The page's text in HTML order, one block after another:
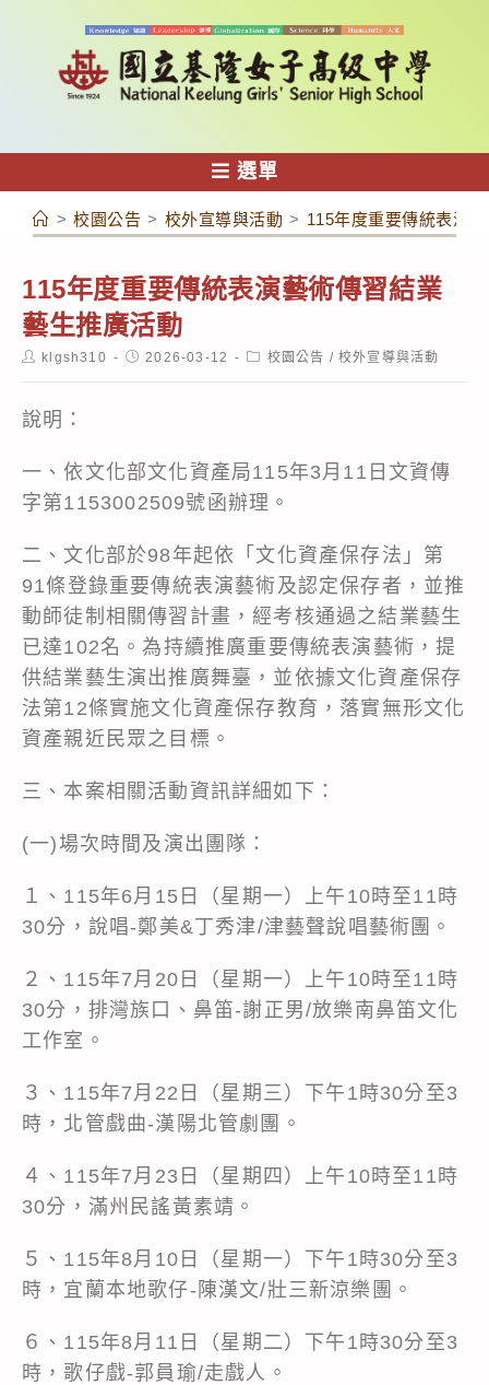
容
選單
> 校園公告 > 校外宣導與活動 > 115年度重要傳統表演
115年度重要傳統表演藝術傳習結業
藝生推廣活動
Postklgsh310
Post2026-03-12
Post校園公告 / 校外宣導與活動
說明：
一、依文化部文化資產局115年3月11日文資傳
字第1153002509號函辦理。
二、文化部於98年起依「文化資產保存法」第
91條登錄重要傳統表演藝術及認定保存者，並推
動師徒制相關傳習計畫，經考核通過之結業藝生
已達102名。為持續推廣重要傳統表演藝術，提
供結業藝生演出推廣舞臺，並依據文化資產保存
法第12條實施文化資產保存教育，落實無形文化
資產親近民眾之目標。
三、本案相關活動資訊詳細如下：
(一)場次時間及演出團隊：
１、115年6月15日（星期一）上午10時至11時
30分，說唱-鄭美&丁秀津/津藝聲說唱藝術團。
２、115年7月20日（星期一）上午10時至11時
30分，排灣族口、鼻笛-謝正男/放樂南鼻笛文化
工作室。
３、115年7月22日（星期三）下午1時30分至3
時，北管戲曲-漢陽北管劇團。
４、115年7月23日（星期四）上午10時至11時
30分，滿州民謠黃素靖。
５、115年8月10日（星期一）下午1時30分至3
時，宜蘭本地歌仔-陳漢文/壯三新涼樂團。
６、115年8月11日（星期二）下午1時30分至3
時，歌仔戲-郭員瑜/走戲人。